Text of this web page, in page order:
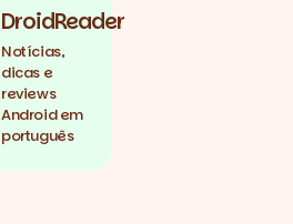
DroidReader
Notícias,
dicas e
reviews
Android em
português